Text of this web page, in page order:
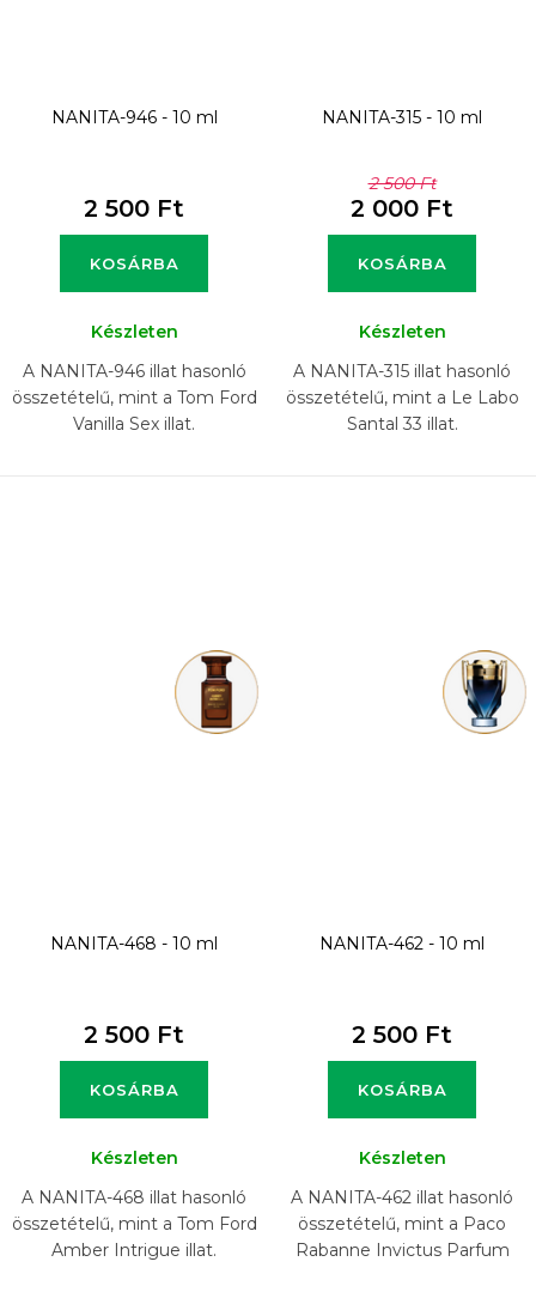
NANITA-946 - 10 ml
2 500 Ft
KOSÁRBA
Készleten
A NANITA-946 illat hasonló
összetételű, mint a Tom Ford
Vanilla Sex illat.
NANITA-315 - 10 ml
2 500 Ft
2 000 Ft
KOSÁRBA
Készleten
A NANITA-315 illat hasonló
összetételű, mint a Le Labo
Santal 33 illat.
NANITA-468 - 10 ml
2 500 Ft
KOSÁRBA
Készleten
A NANITA-468 illat hasonló
összetételű, mint a Tom Ford
Amber Intrigue illat.
NANITA-462 - 10 ml
2 500 Ft
KOSÁRBA
Készleten
A NANITA-462 illat hasonló
összetételű, mint a Paco
Rabanne Invictus Parfum